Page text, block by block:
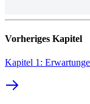
Vorheriges Kapitel
Kapitel 1: